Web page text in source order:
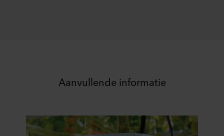
Aanvullende informatie